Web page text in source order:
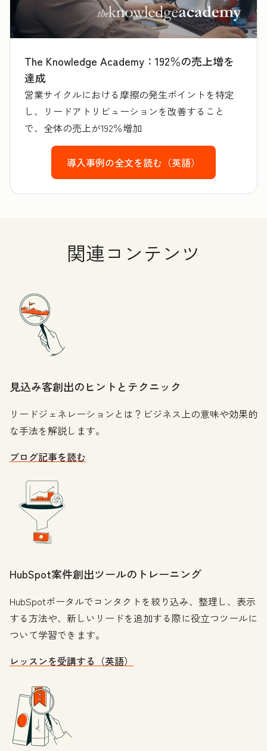
The Knowledge Academy：192％の売上増を
達成
営業サイクルにおける摩擦の発生ポイントを特定
し、リードアトリビューションを改善すること
で、全体の売上が192％増加
導入事例の全文を読む（英語）
関連コンテンツ
見込み客創出のヒントとテクニック
リードジェネレーションとは？ビジネス上の意味や効果的
な手法を解説します。
ブログ記事を読む
HubSpot案件創出ツールのトレーニング
HubSpotポータルでコンタクトを絞り込み、整理し、表示
する方法や、新しいリードを追加する際に役立つツールに
ついて学習できます。
レッスンを受講する（英語）